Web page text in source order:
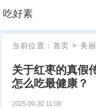
吃好素
网
站
月
当前位置： 首页 > 美
关于红枣的真假
怎么吃最健康？
2025-09-30 11:08